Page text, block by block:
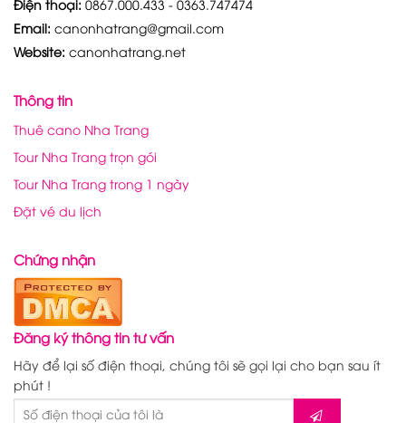
Điện thoại: 0867.000.433 - 0363.747474
Email: canonhatrang@gmail.com
Website: canonhatrang.net
Thông tin
Thuê cano Nha Trang
Tour Nha Trang trọn gói
Tour Nha Trang trong 1 ngày
Đặt vé du lịch
Chứng nhận
Đăng ký thông tin tư vấn
Hãy để lại số điện thoại, chúng tôi sẽ gọi lại cho bạn sau ít
phút !